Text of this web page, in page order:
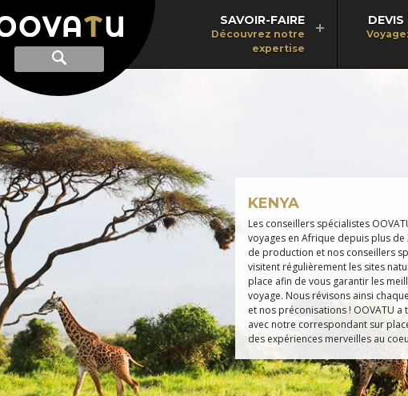
Afficher
recherche
Recherche
SAVOIR-FAIRE
Découvrez notre
expertise
KENYA
Les conseillers spécialistes
voyages en Afrique depuis plus
de production et nos conseillers
visitent régulièrement les sites
place afin de vous garantir les
voyage. Nous révisons ainsi
et nos préconisations ! OOVATU a
avec notre correspondant sur
des expériences merveilles au